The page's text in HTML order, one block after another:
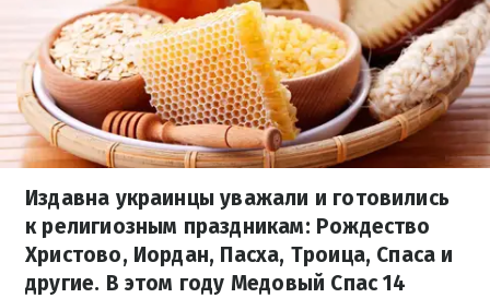
Издавна украинцы уважали и готовились
к религиозным праздникам: Рождество
Христово, Иордан, Пасха, Троица, Спаса и
другие. В этом году Медовый Спас 14